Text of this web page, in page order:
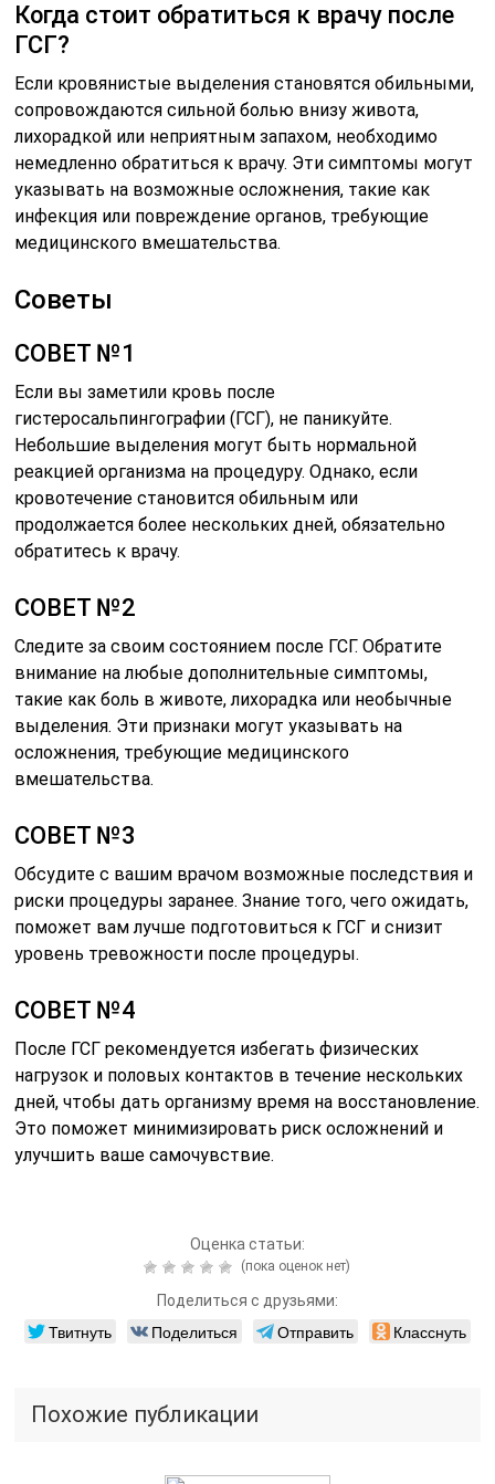
Когда стоит обратиться к врачу после
ГСГ?
Если кровянистые выделения становятся обильными,
сопровождаются сильной болью внизу живота,
лихорадкой или неприятным запахом, необходимо
немедленно обратиться к врачу. Эти симптомы могут
указывать на возможные осложнения, такие как
инфекция или повреждение органов, требующие
медицинского вмешательства.
Советы
СОВЕТ №1
Если вы заметили кровь после
гистеросальпингографии (ГСГ), не паникуйте.
Небольшие выделения могут быть нормальной
реакцией организма на процедуру. Однако, если
кровотечение становится обильным или
продолжается более нескольких дней, обязательно
обратитесь к врачу.
СОВЕТ №2
Следите за своим состоянием после ГСГ. Обратите
внимание на любые дополнительные симптомы,
такие как боль в животе, лихорадка или необычные
выделения. Эти признаки могут указывать на
осложнения, требующие медицинского
вмешательства.
СОВЕТ №3
Обсудите с вашим врачом возможные последствия и
риски процедуры заранее. Знание того, чего ожидать,
поможет вам лучше подготовиться к ГСГ и снизит
уровень тревожности после процедуры.
СОВЕТ №4
После ГСГ рекомендуется избегать физических
нагрузок и половых контактов в течение нескольких
дней, чтобы дать организму время на восстановление.
Это поможет минимизировать риск осложнений и
улучшить ваше самочувствие.
Оценка статьи:
(пока оценок нет)
Поделиться с друзьями:
Твитнуть Поделиться Отправить Класснуть
Похожие публикации